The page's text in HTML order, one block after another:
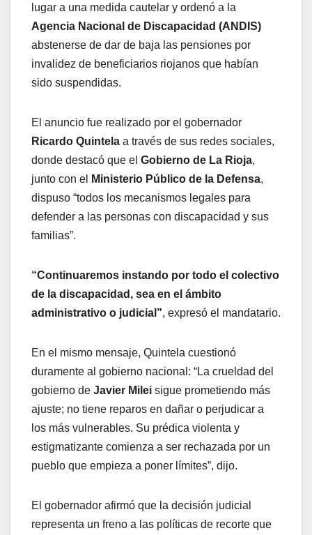
lugar a una medida cautelar y ordenó a la
Agencia Nacional de Discapacidad (ANDIS)
abstenerse de dar de baja las pensiones por
invalidez de beneficiarios riojanos que habían
sido suspendidas.
El anuncio fue realizado por el gobernador
Ricardo Quintela a través de sus redes sociales,
donde destacó que el Gobierno de La Rioja,
junto con el
Ministerio Público de la Defensa,
dispuso “todos los mecanismos legales para
defender a las personas con discapacidad y sus
familias”.
“Continuaremos instando por todo el colectivo
de la discapacidad, sea en el ámbito
administrativo o judicial”, expresó el mandatario.
En el mismo mensaje, Quintela cuestionó
duramente al gobierno nacional: “La crueldad del
gobierno de Javier Milei sigue prometiendo más
ajuste; no tiene reparos en dañar o perjudicar a
los más vulnerables. Su prédica violenta y
estigmatizante comienza a ser rechazada por un
pueblo que empieza a poner límites”, dijo.
El gobernador afirmó que la decisión judicial
representa un freno a las políticas de recorte que